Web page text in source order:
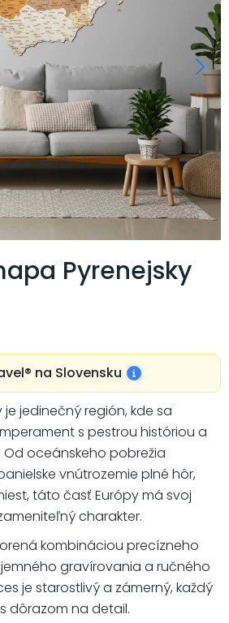
Pyrenejsky
na Slovensku
jedinečný región, kde sa
s pestrou históriou a
oceánskeho pobrežia
vnútrozemie plné hôr,
táto časť Európy má svoj
charakter.
kombináciou precízneho
gravírovania a ručného
je starostlivý a zámerný, každý
dôrazom na detail.